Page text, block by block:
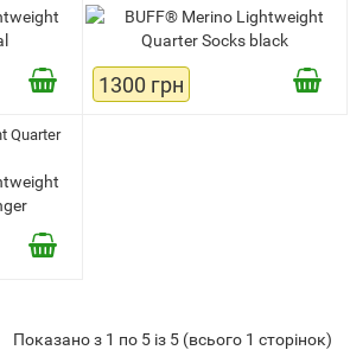
1300 грн
Quarter
Показано з 1 по 5 із 5 (всього 1 сторінок)